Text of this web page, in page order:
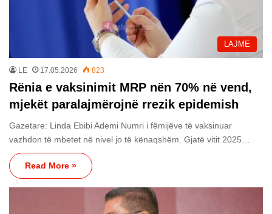
LAJME
LE 17.05.2026 823
Rënia e vaksinimit MRP nën 70% në vend,
mjekët paralajmërojnë rrezik epidemish
Gazetare: Linda Ebibi Ademi Numri i fëmijëve të vaksinuar
vazhdon të mbetet në nivel jo të kënaqshëm. Gjatë vitit 2025…
Read More »